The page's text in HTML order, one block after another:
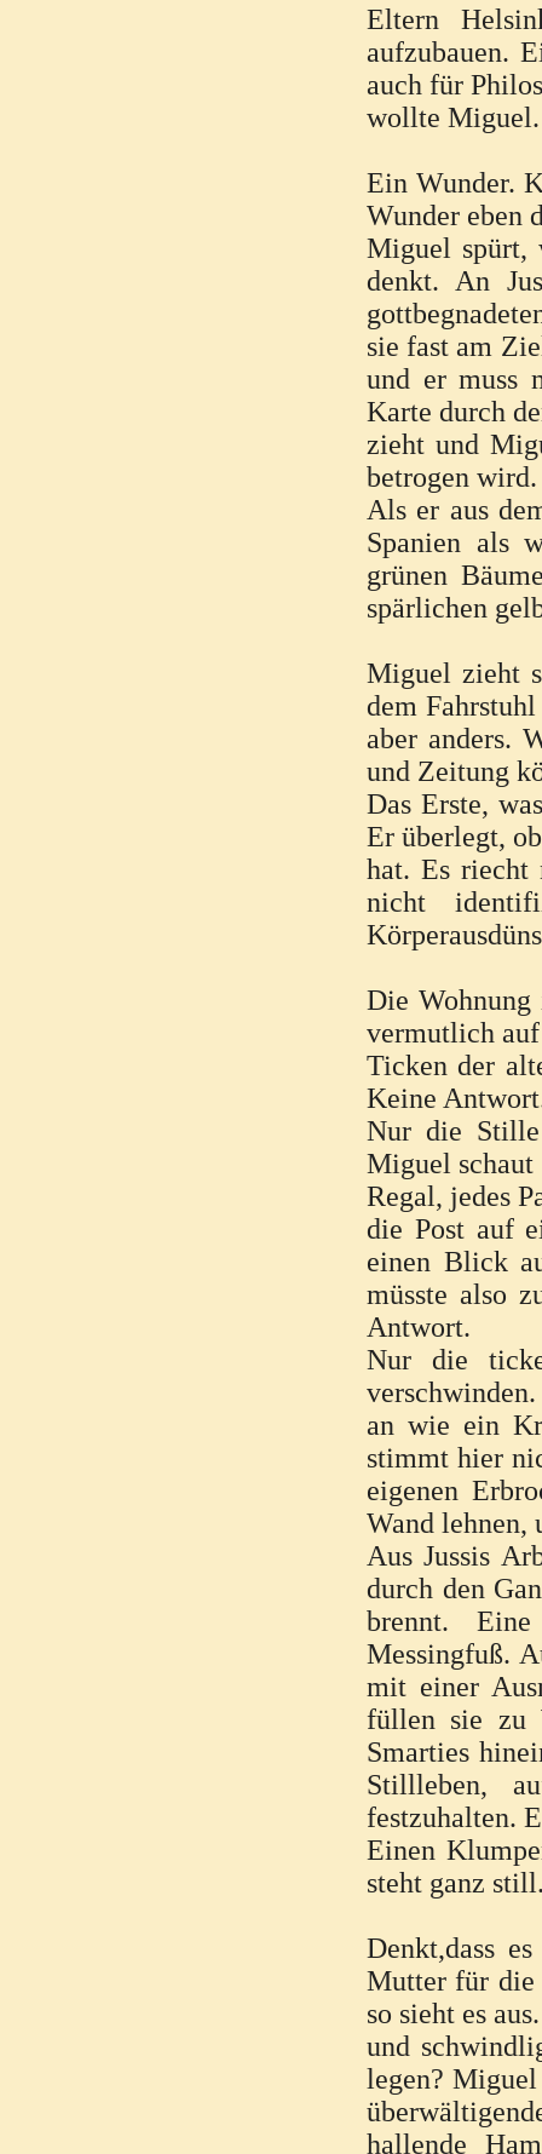
Eltern
aufzubauen.
auch für
wollte
Ein Wunder.
Wunder eben
Miguel spürt,
denkt. An
sie fast am
und er muss
Karte durch
zieht und
betrogen wird.
Als er aus
Spanien als
grünen
spärlichen
Miguel zieht
dem
aber anders.
und Zeitung
Das Erste,
Er überlegt,
hat. Es riecht
nicht
Die Wohnung
vermutlich
Ticken der
Keine
Nur die
Miguel schaut
Regal, jedes
die Post auf
einen Blick
müsste also
Antwort.
Nur die
an wie ein
stimmt hier
eigenen
Wand lehnen,
Aus Jussis
durch den
brennt.
Messingfuß.
mit einer
füllen sie zu
Smarties
Stillleben,
festzuhalten.
Einen
steht ganz
Denkt,dass
Mutter für die
so sieht es
und
legen?
hallende